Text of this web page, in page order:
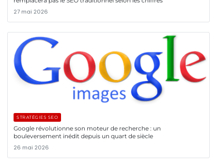
27 mai 2026
STRATÉGIES SEO
Google révolutionne son moteur de recherche : un
bouleversement inédit depuis un quart de siècle
26 mai 2026